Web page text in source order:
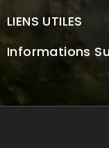
LIENS UTILES
Informations